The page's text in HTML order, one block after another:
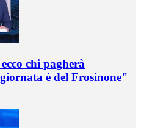
chi pagherà
è del Frosinone"